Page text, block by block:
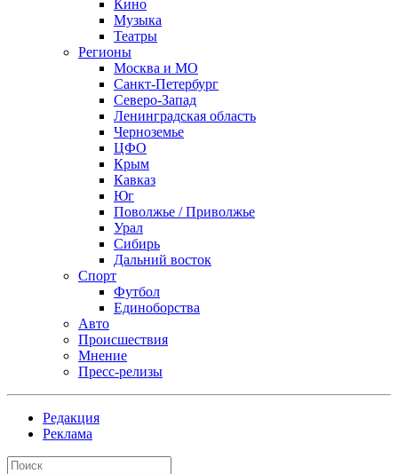
Кино
Музыка
Театры
Регионы
Москва и МО
Санкт-Петербург
Северо-Запад
Ленинградская область
Черноземье
ЦФО
Крым
Кавказ
Юг
Поволжье / Приволжье
Урал
Сибирь
Дальний восток
Спорт
Футбол
Единоборства
Авто
Происшествия
Мнение
Пресс-релизы
Редакция
Реклама